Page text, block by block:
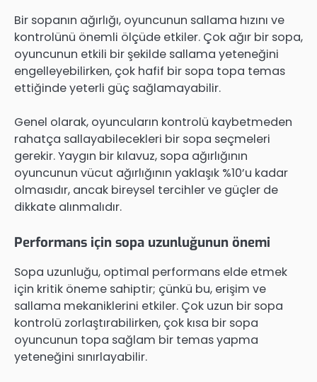
Bir sopanın ağırlığı, oyuncunun sallama hızını ve
kontrolünü önemli ölçüde etkiler. Çok ağır bir sopa,
oyuncunun etkili bir şekilde sallama yeteneğini
engelleyebilirken, çok hafif bir sopa topa temas
ettiğinde yeterli güç sağlamayabilir.
Genel olarak, oyuncuların kontrolü kaybetmeden
rahatça sallayabilecekleri bir sopa seçmeleri
gerekir. Yaygın bir kılavuz, sopa ağırlığının
oyuncunun vücut ağırlığının yaklaşık %10’u kadar
olmasıdır, ancak bireysel tercihler ve güçler de
dikkate alınmalıdır.
Performans için sopa uzunluğunun önemi
Sopa uzunluğu, optimal performans elde etmek
için kritik öneme sahiptir; çünkü bu, erişim ve
sallama mekaniklerini etkiler. Çok uzun bir sopa
kontrolü zorlaştırabilirken, çok kısa bir sopa
oyuncunun topa sağlam bir temas yapma
yeteneğini sınırlayabilir.